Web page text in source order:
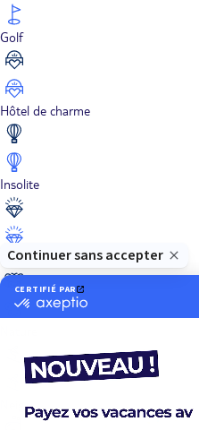
Golf
Hôtel de charme
Insolite
Luxe
Neige